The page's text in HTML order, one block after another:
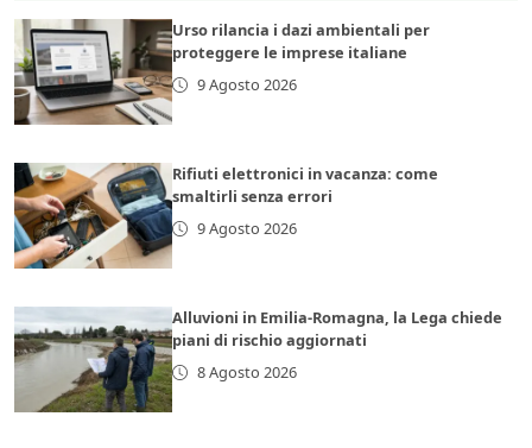
Urso rilancia i dazi ambientali per
proteggere le imprese italiane
9 Agosto 2026
Rifiuti elettronici in vacanza: come
smaltirli senza errori
9 Agosto 2026
Alluvioni in Emilia-Romagna, la Lega chiede
piani di rischio aggiornati
8 Agosto 2026